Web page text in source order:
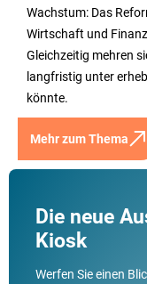
Wachstum: Das
Wirtschaft und
Gleichzeitig mehren
langfristig unter
könnte.
Mehr zum Thema
Die neue
Kiosk
Werfen Sie einen